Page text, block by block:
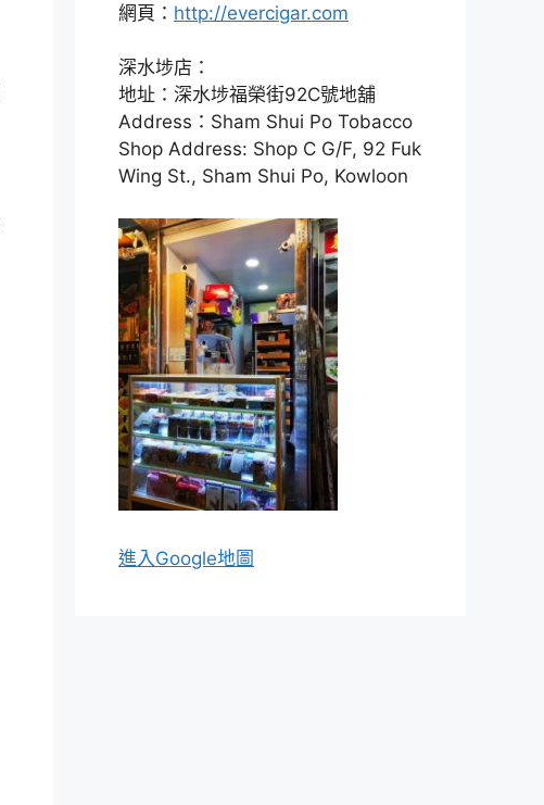
網頁： http://evercigar.com
深水埗店：
地址：深水埗福榮街92C號地舖
Address：Sham Shui Po Tobacco
Shop Address: Shop C G/F, 92 Fuk
Wing St., Sham Shui Po, Kowloon
進入Google地圖